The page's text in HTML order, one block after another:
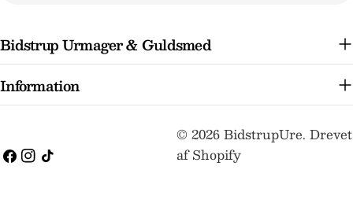
Bidstrup Urmager & Guldsmed
Information
Facebook
Instagram
TikTok
© 2026BidstrupUre. Drevet
af Shopify
Betalingsmetoder